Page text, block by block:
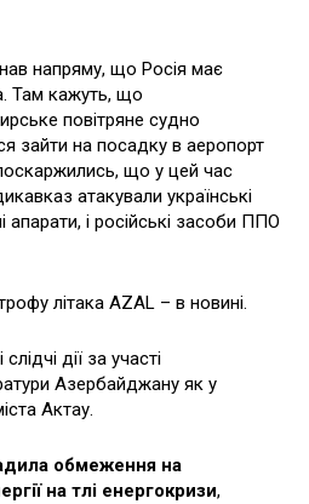
напряму, що Росія має
Там кажуть, що
повітряне судно
зайти на посадку в аеропорт
що у цей час
атакували українські
апарати, і російські засоби ППО
літака AZAL – в новині.
дії за участі
Азербайджану як у
Актау.
обмеження на
на тлі енергокризи,